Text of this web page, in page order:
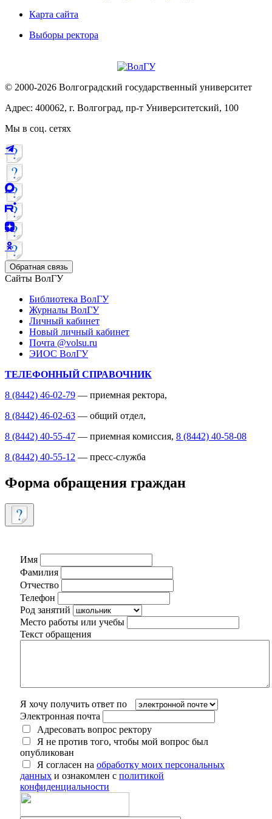
Карта сайта
Выборы ректора
© 2000-2026 Волгоградский государственный университет
Адрес: 400062, г. Волгоград, пр-т Университетский, 100
Мы в соц. сетях
Обратная связь
Сайты ВолГУ
Библиотека ВолГУ
Журналы ВолГУ
Личный кабинет
Новый личный кабинет
Почта @volsu.ru
ЭИОС ВолГУ
ТЕЛЕФОННЫЙ СПРАВОЧНИК
8 (8442) 46-02-79 — приемная ректора,
8 (8442) 46-02-63 — общий отдел,
8 (8442) 40-55-47 — приемная комиссия, 8 (8442) 40-58-08
8 (8442) 40-55-12 — пресс-служба
Форма обращения граждан
Имя
Фамилия
Отчество
Телефон
Род занятий
Место работы или учебы
Текст обращения
Я хочу получить ответ по
Электронная почта
Адресовать вопрос ректору
Я не против того, чтобы мой вопрос был
опубликован
Я согласен на обработку моих персональных
данных и ознакомлен с политикой
конфиденциальности